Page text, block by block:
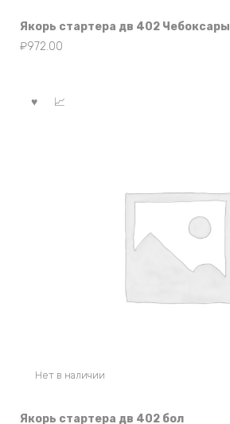
Якорь стартера дв 402 Чебоксары
₽972.00
Нет в наличии
Якорь стартера дв 402 бол